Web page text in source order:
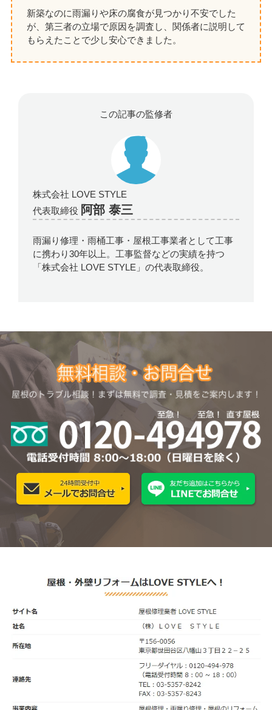
新築なのに雨漏りや床の腐食が見つかり不安でした
が、第三者の立場で原因を調査し、関係者に説明して
もらえたことで少し安心できました。
この記事の監修者
株式会社 LOVE STYLE
代表取締役 阿部 泰三
雨漏り修理・雨桶工事・屋根工事業者として工事
に携わり30年以上。工事監督などの実績を持つ
「株式会社 LOVE STYLE」の代表取締役。